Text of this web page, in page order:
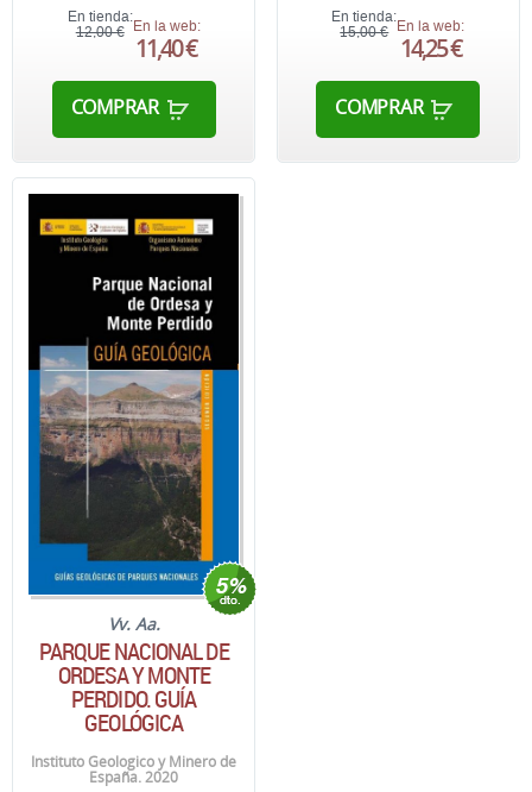
En tienda:
12,00 € En la web:
11,40 €
COMPRAR
En tienda:
15,00 €
En la web:
14,25 €
COMPRAR
Vv. Aa.
PARQUE NACIONAL DE
ORDESA Y MONTE
PERDIDO. GUÍA
GEOLÓGICA
Instituto Geologico y Minero de
España. 2020